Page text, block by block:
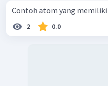
Contoh atom yang
2 0.0